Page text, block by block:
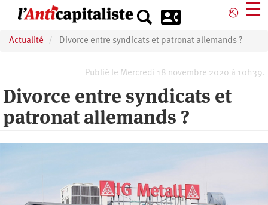
principal
⎋ ☰
Actualité Divorce entre syndicats et patronat allemands ?
Publié le Mercredi 18 novembre 2020 à 10h39.
Divorce entre syndicats et
patronat allemands ?